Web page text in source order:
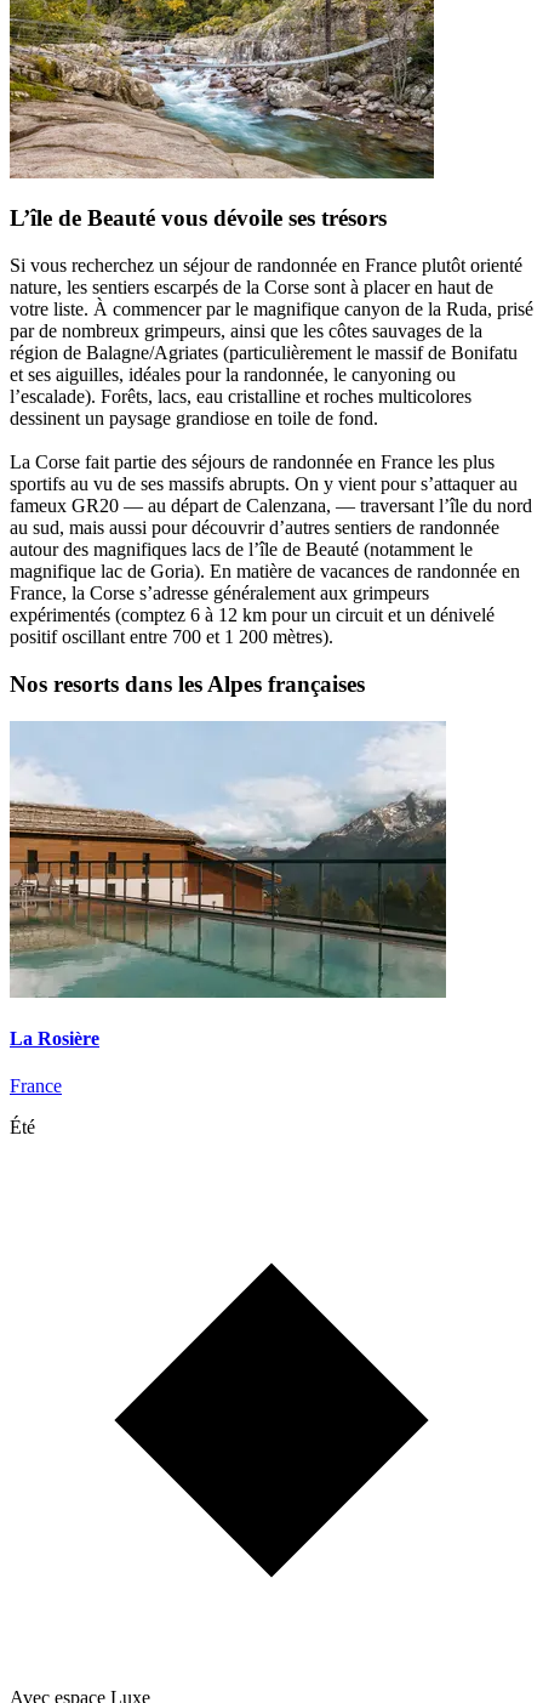
L’île de Beauté vous dévoile ses trésors
Si vous recherchez un séjour de randonnée en France plutôt orienté
nature, les sentiers escarpés de la Corse sont à placer en haut de
votre liste. À commencer par le magnifique canyon de la Ruda, prisé
par de nombreux grimpeurs, ainsi que les côtes sauvages de la
région de Balagne/Agriates (particulièrement le massif de Bonifatu
et ses aiguilles, idéales pour la randonnée, le canyoning ou
l’escalade). Forêts, lacs, eau cristalline et roches multicolores
dessinent un paysage grandiose en toile de fond.
La Corse fait partie des séjours de randonnée en France les plus
sportifs au vu de ses massifs abrupts. On y vient pour s’attaquer au
fameux GR20 — au départ de Calenzana, — traversant l’île du nord
au sud, mais aussi pour découvrir d’autres sentiers de randonnée
autour des magnifiques lacs de l’île de Beauté (notamment le
magnifique lac de Goria). En matière de vacances de randonnée en
France, la Corse s’adresse généralement aux grimpeurs
expérimentés (comptez 6 à 12 km pour un circuit et un dénivelé
positif oscillant entre 700 et 1 200 mètres).
Nos resorts dans les Alpes françaises
La Rosière
France
Été
Avec espace Luxe